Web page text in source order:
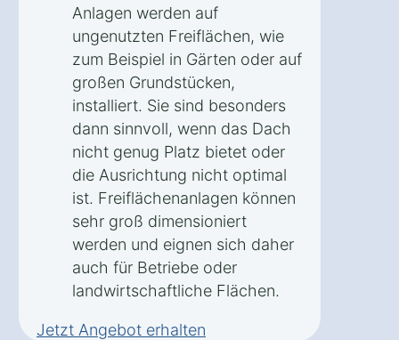
Anlagen werden auf
ungenutzten Freiflächen, wie
zum Beispiel in Gärten oder auf
großen Grundstücken,
installiert. Sie sind besonders
dann sinnvoll, wenn das Dach
nicht genug Platz bietet oder
die Ausrichtung nicht optimal
ist. Freiflächenanlagen können
sehr groß dimensioniert
werden und eignen sich daher
auch für Betriebe oder
landwirtschaftliche Flächen.
Jetzt Angebot erhalten